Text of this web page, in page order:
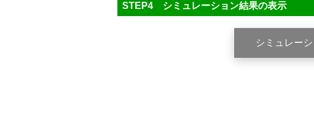
STEP4 シミュレーション結果の表示